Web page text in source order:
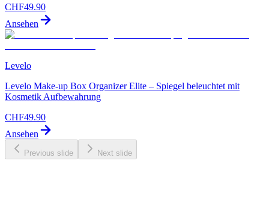
CHF49.90
Ansehen
Levelo
Levelo Make-up Box Organizer Elite – Spiegel beleuchtet mit
Kosmetik Aufbewahrung
CHF49.90
Ansehen
Previous slide Next slide